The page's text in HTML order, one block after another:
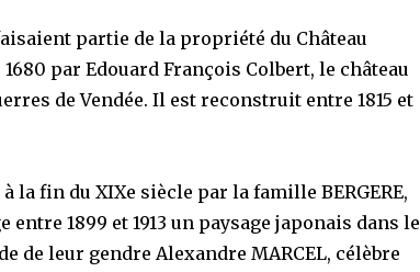
partie de la propriété du Château
par Edouard François Colbert, le château
de Vendée. Il est reconstruit entre 1815 et
la fin du XIXe siècle par la famille BERGERE,
entre 1899 et 1913 un paysage japonais dans le
de leur gendre Alexandre MARCEL, célèbre